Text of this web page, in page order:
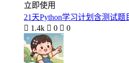
立即使用
21天Python学习计划含测试
 1.4k  0  0